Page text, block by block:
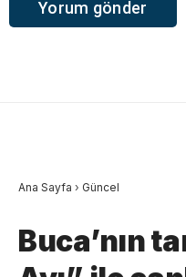
Ana Sayfa › Güncel
Buca’nın